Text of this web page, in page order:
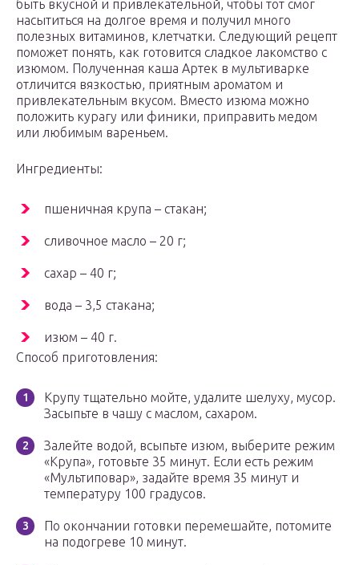
быть вкусной и привлекательной, чтобы тот смог
насытиться на долгое время и получил много
полезных витаминов, клетчатки. Следующий рецепт
поможет понять, как готовится сладкое лакомство с
изюмом. Полученная каша Артек в мультиварке
отличится вязкостью, приятным ароматом и
привлекательным вкусом. Вместо изюма можно
положить курагу или финики, приправить медом
или любимым вареньем.
Ингредиенты:
пшеничная крупа – стакан;
сливочное масло – 20 г;
сахар – 40 г;
вода – 3,5 стакана;
изюм – 40 г.
Способ приготовления:
Крупу тщательно мойте, удалите шелуху, мусор.
Засыпьте в чашу с маслом, сахаром.
Залейте водой, всыпьте изюм, выберите режим
«Крупа», готовьте 35 минут. Если есть режим
«Мультиповар», задайте время 35 минут и
температуру 100 градусов.
По окончании готовки перемешайте, потомите
на подогреве 10 минут.